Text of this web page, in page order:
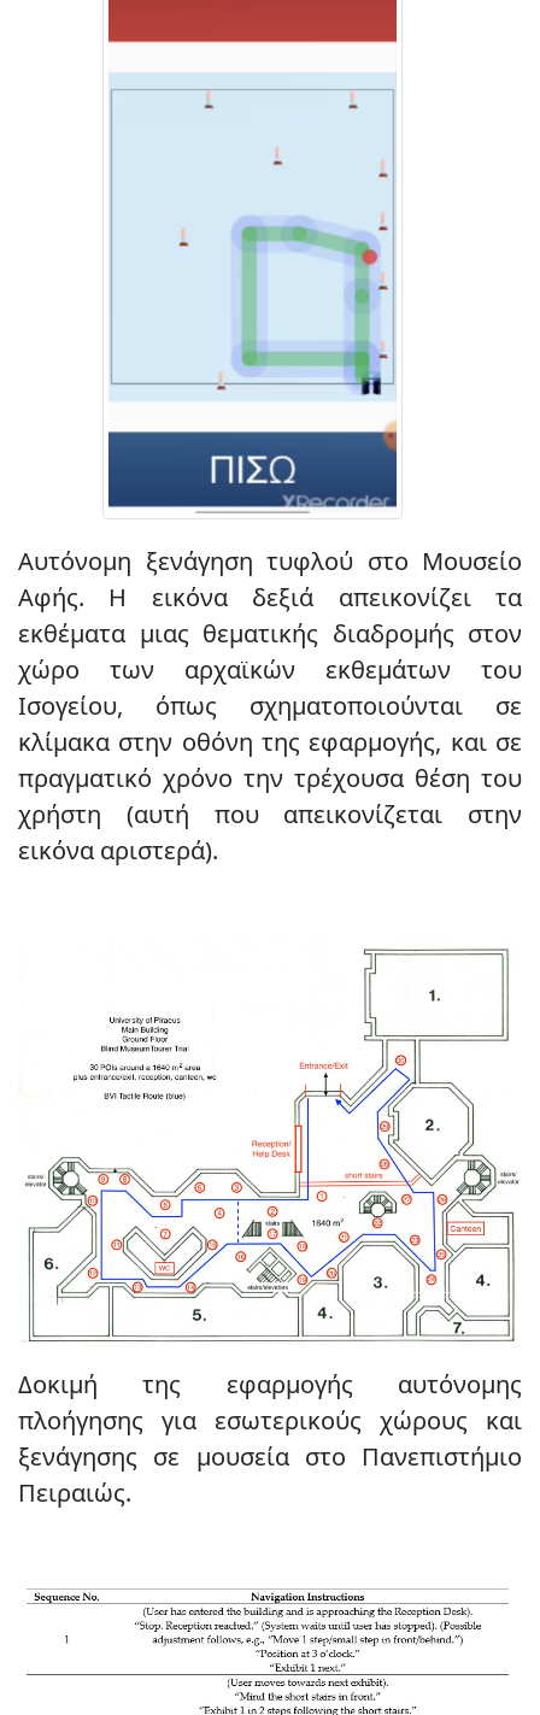
Αυτόνομη ξενάγηση τυφλού στο Μουσείο
Αφής. Η εικόνα δεξιά απεικονίζει τα
εκθέματα μιας θεματικής διαδρομής στον
χώρο των αρχαϊκών εκθεμάτων του
Ισογείου, όπως σχηματοποιούνται σε
κλίμακα στην οθόνη της εφαρμογής, και σε
πραγματικό χρόνο την τρέχουσα θέση του
χρήστη (αυτή που απεικονίζεται στην
εικόνα αριστερά).
Δοκιμή της εφαρμογής αυτόνομης
πλοήγησης για εσωτερικούς χώρους και
ξενάγησης σε μουσεία στο Πανεπιστήμιο
Πειραιώς.